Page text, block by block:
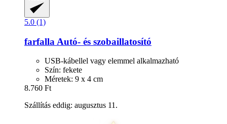
5.0 (1)
farfalla Autó-​ és szobaillatosító
USB-kábellel vagy elemmel alkalmazható
Szín: fekete
Méretek: 9 x 4 cm
8.760 Ft
Szállítás eddig: augusztus 11.